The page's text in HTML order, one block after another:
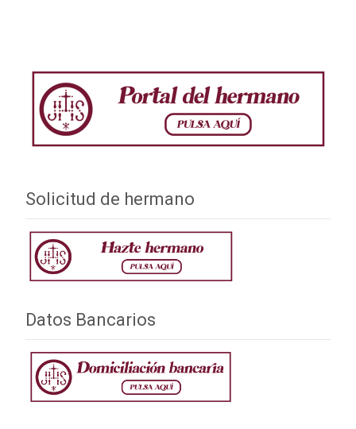
Solicitud de hermano
Datos Bancarios